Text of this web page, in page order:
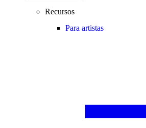
Recursos
Para artistas